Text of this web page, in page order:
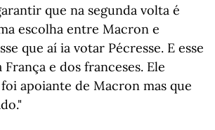
que na segunda volta é
escolha entre Macron e
que aí ia votar Pécresse. E esse
e dos franceses. Ele
apoiante de Macron mas que